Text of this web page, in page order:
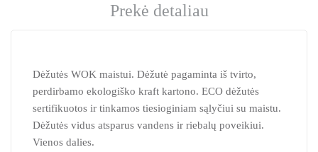
Prekė detaliau
Dėžutės WOK maistui. Dėžutė pagaminta iš tvirto,
perdirbamo ekologiško kraft kartono. ECO dėžutės
sertifikuotos ir tinkamos tiesioginiam sąlyčiui su maistu.
Dėžutės vidus atsparus vandens ir riebalų poveikiui.
Vienos dalies.